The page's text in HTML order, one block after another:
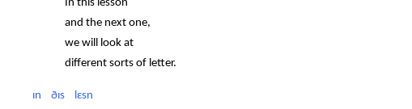
In this lesson
and the next one,
we will look at
different sorts of letter.
ɪn ðɪs lɛsn